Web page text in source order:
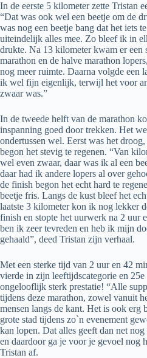
In de eerste 5 kilometer zette Tristan
“Dat was ook wel een beetje om de
was nog een beetje bang dat het iets
uiteindelijk alles mee. Zo bleef ik in
drukte. Na 13 kilometer kwam er een
marathon en de halve marathon
nog meer ruimte. Daarna volgde een
ik wel fijn eigenlijk, terwijl het voor
zwaar was.”
In de tweede helft van de marathon
inspanning goed door trekken. Het
ondertussen wel. Eerst was het
begon het stevig te regenen. “Van
wel even zwaar, daar was ik al een
daar had ik andere lopers al over
de finish begon het echt hard te
beetje fris. Langs de kust bleef het
laatste 3 kilometer kon ik nog lekker
finish en stopte het uurwerk na 2 uur
ben ik zeer tevreden en heb ik mijn
gehaald”, deed Tristan zijn verhaal.
Met een sterke tijd van 2 uur en 42
vierde in zijn leeftijdscategorie en
ongelooflijk sterk prestatie! “Alle
tijdens deze marathon, zowel vanuit
mensen langs de kant. Het is ook erg
grote stad tijdens zo`n evenement
kan lopen. Dat alles geeft dan net
en daardoor ga je voor je gevoel nog
Tristan af.